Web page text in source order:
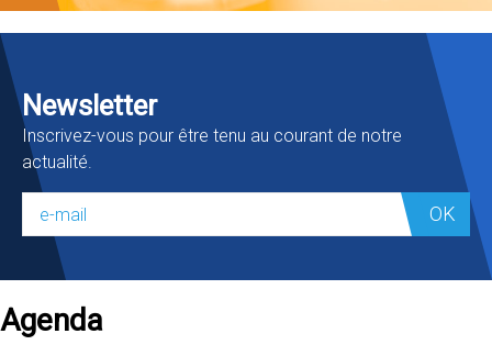
Newsletter
Inscrivez-vous pour être tenu au courant de notre
actualité.
OK
Agenda